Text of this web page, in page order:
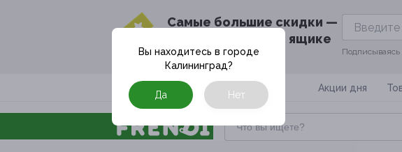
Cамые большие скидки —
в твоём почтовом ящике
Подписываясь
Москва Акции дня
Вы находитесь в городе
Калининград?
Да Нет